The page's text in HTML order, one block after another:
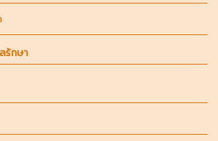
รักษา